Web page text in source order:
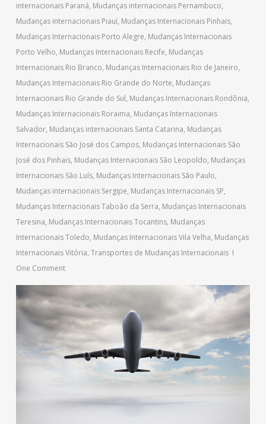
internacionais Paraná, Mudanças internacionais Pernambuco,
Mudanças internacionais Piauí, Mudanças Internacionais Pinhais,
Mudanças Internacionais Porto Alegre, Mudanças Internacionais
Porto Velho, Mudanças Internacionais Recife, Mudanças
Internacionais Rio Branco, Mudanças Internacionais Rio de Janeiro,
Mudanças Internacionais Rio Grande do Norte, Mudanças
Internacionais Rio Grande do Sul, Mudanças Internacionais Rondônia,
Mudanças Internacionais Roraima, Mudanças Internacionais
Salvador, Mudanças internacionais Santa Catarina, Mudanças
Internacionais São José dos Campos, Mudanças Internacionais São
José dos Pinhais, Mudanças Internacionais São Leopoldo, Mudanças
Internacionais São Luís, Mudanças Internacionais São Paulo,
Mudanças internacionais Sergipe, Mudanças Internacionais SP,
Mudanças Internacionais Taboão da Serra, Mudanças Internacionais
Teresina, Mudanças Internacionais Tocantins, Mudanças
Internacionais Toledo, Mudanças Internacionais Vila Velha, Mudanças
Internacionais Vitória, Transportes de Mudanças Internacionais
One Comment